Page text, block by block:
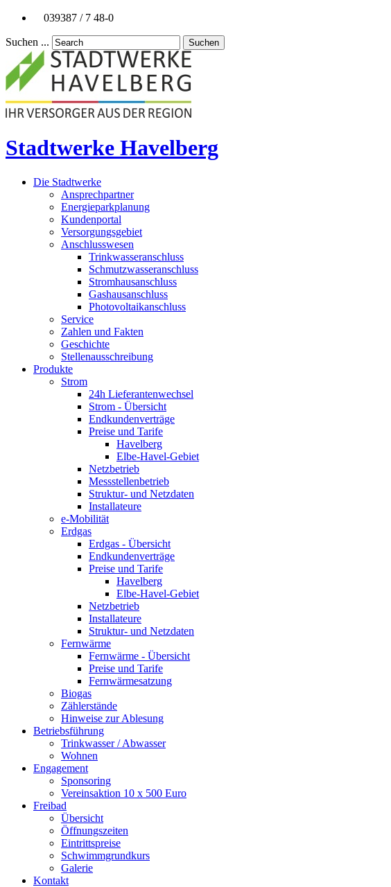
039387 / 7 48-0
Suchen ... Suchen
Stadtwerke Havelberg
Die Stadtwerke
Ansprechpartner
Energieparkplanung
Kundenportal
Versorgungsgebiet
Anschlusswesen
Trinkwasseranschluss
Schmutzwasseranschluss
Stromhausanschluss
Gashausanschluss
Photovoltaikanschluss
Service
Zahlen und Fakten
Geschichte
Stellenausschreibung
Produkte
Strom
24h Lieferantenwechsel
Strom - Übersicht
Endkundenverträge
Preise und Tarife
Havelberg
Elbe-Havel-Gebiet
Netzbetrieb
Messstellenbetrieb
Struktur- und Netzdaten
Installateure
e-Mobilität
Erdgas
Erdgas - Übersicht
Endkundenverträge
Preise und Tarife
Havelberg
Elbe-Havel-Gebiet
Netzbetrieb
Installateure
Struktur- und Netzdaten
Fernwärme
Fernwärme - Übersicht
Preise und Tarife
Fernwärmesatzung
Biogas
Zählerstände
Hinweise zur Ablesung
Betriebsführung
Trinkwasser / Abwasser
Wohnen
Engagement
Sponsoring
Vereinsaktion 10 x 500 Euro
Freibad
Übersicht
Öffnungszeiten
Eintrittspreise
Schwimmgrundkurs
Galerie
Kontakt